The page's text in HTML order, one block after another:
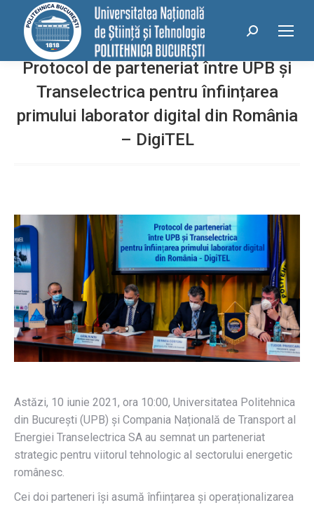
conținut
Search:
Protocol de parteneriat între UPB și
Transelectrica pentru înființarea
primului laborator digital din România
– DigiTEL
Astăzi, 10 iunie 2021, ora 10:00, Universitatea Politehnica
din București (UPB) și Compania Națională de Transport al
Energiei Transelectrica SA au semnat un parteneriat
strategic pentru viitorul tehnologic al sectorului energetic
românesc.
Cei doi parteneri își asumă înființarea și operaționalizarea